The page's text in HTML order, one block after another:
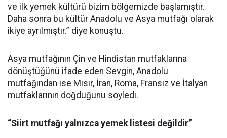
ve ilk yemek kültürü bizim bölgemizde başlamıştır.
Daha sonra bu kültür Anadolu ve Asya mutfağı olarak
ikiye ayrılmıştır.” diye konuştu.
Asya mutfağının Çin ve Hindistan mutfaklarına
dönüştüğünü ifade eden Sevgin, Anadolu
mutfağından ise Mısır, İran, Roma, Fransız ve İtalyan
mutfaklarının doğduğunu söyledi.
“Siirt mutfağı yalnızca yemek listesi değildir”